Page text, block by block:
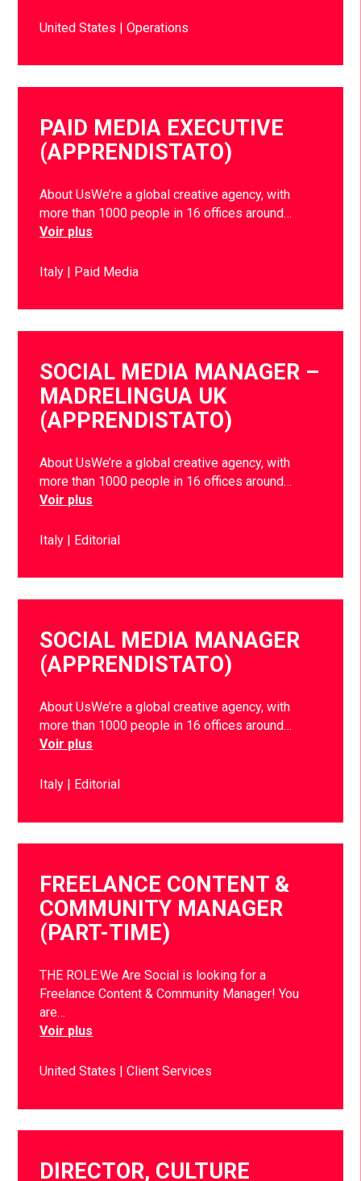
United States Operations
PAID MEDIA EXECUTIVE
(APPRENDISTATO)
About UsWe’re a global creative agency, with
more than 1000 people in 16 offices around…
Voir plus
Italy Paid Media
SOCIAL MEDIA MANAGER –
MADRELINGUA UK
(APPRENDISTATO)
About UsWe’re a global creative agency, with
more than 1000 people in 16 offices around…
Voir plus
Italy Editorial
SOCIAL MEDIA MANAGER
(APPRENDISTATO)
About UsWe’re a global creative agency, with
more than 1000 people in 16 offices around…
Voir plus
Italy Editorial
FREELANCE CONTENT &
COMMUNITY MANAGER
(PART-TIME)
THE ROLE:We Are Social is looking for a
Freelance Content & Community Manager! You
are…
Voir plus
United States Client Services
DIRECTOR, CULTURE